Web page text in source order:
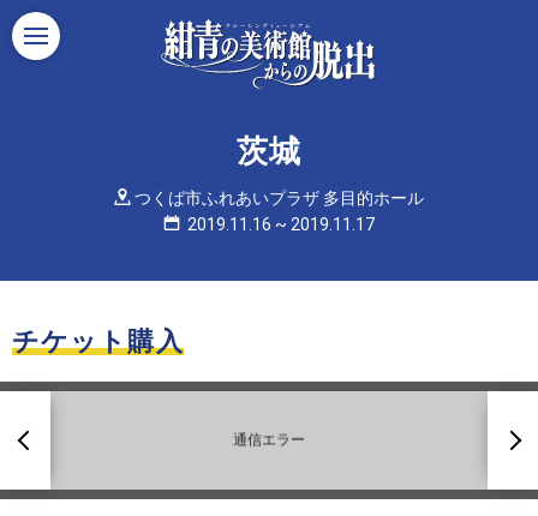
Menu
茨城
つくば市ふれあいプラザ 多目的ホール
2019.11.16 ~ 2019.11.17
チケット購入
通信エラー